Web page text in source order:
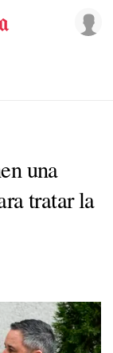
una
tratar la